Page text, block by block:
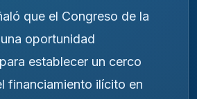
que el Congreso de la
oportunidad
establecer un cerco
financiamiento ilícito en